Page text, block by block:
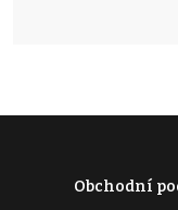
Obchodní